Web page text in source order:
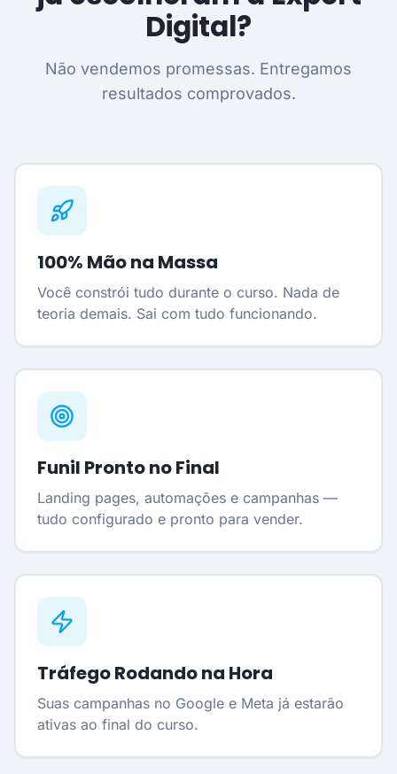
Digital?
Não vendemos promessas. Entregamos
resultados comprovados.
100% Mão na Massa
Você constrói tudo durante o curso. Nada de
teoria demais. Sai com tudo funcionando.
Funil Pronto no Final
Landing pages, automações e campanhas —
tudo configurado e pronto para vender.
Tráfego Rodando na Hora
Suas campanhas no Google e Meta já estarão
ativas ao final do curso.